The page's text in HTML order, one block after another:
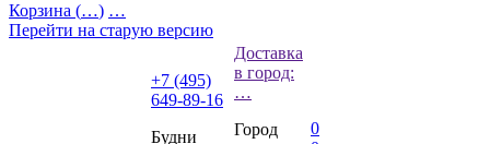
Корзина (…) …
Перейти на старую версию
+7 (495)
649-89-16
Будни
Доставка
в город:
…
Город
0